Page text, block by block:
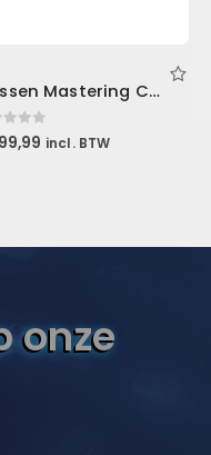
Lurssen Mastering Console (Download)
of 5 incl. BTW
onze